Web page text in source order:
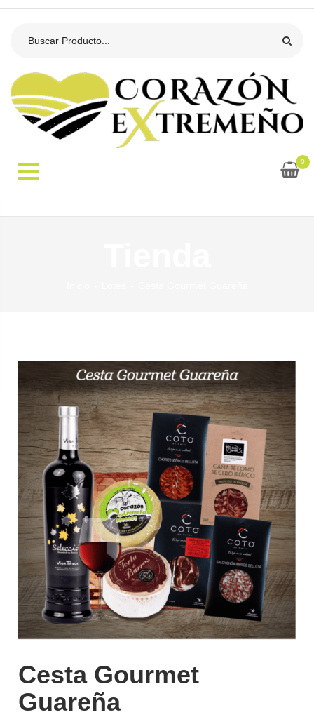
0
Cesta Gourmet
Guareña